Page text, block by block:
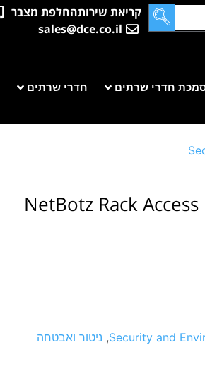
קריאת שירותהחלפת מצבר
sales@dce.co.il
חדרי שרתים חדרי שרתים
NetBotz Rack
Security and
, ניטור ואבטחה